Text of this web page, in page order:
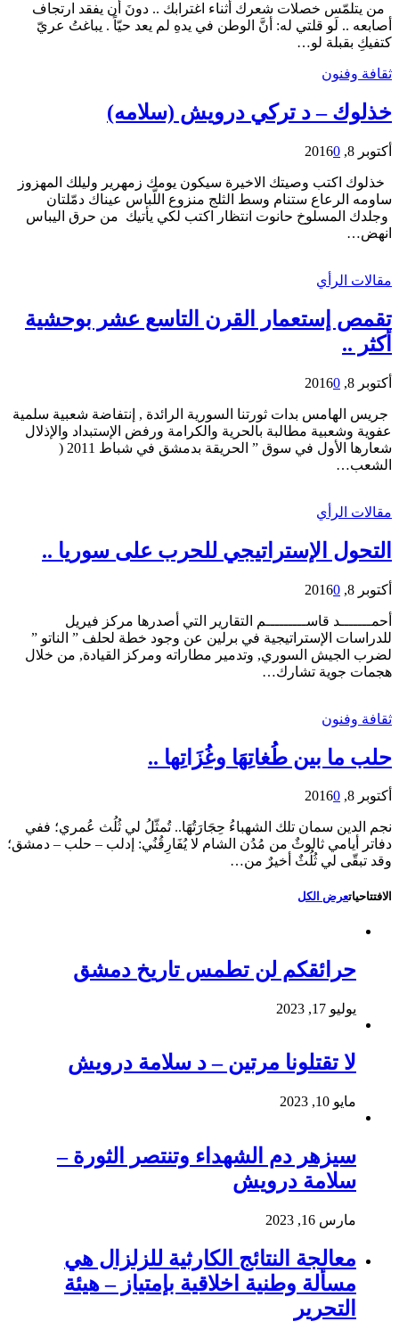
من يتلمّس خصلات شعرك أثناء اغترابك .. دونَ أن يفقد ارتجاف
أصابعه .. لَو قلتي له: أنَّ الوطن في يدهِ لم يعد حيّاً . يباغتُ عريّ
كتفيكِ بقبلة لو…
ثقافة وفنون
خذلوك – د تركي درويش (سلامه)
أكتوبر 8, 2016 0
خذلوك اكتب وصيتك الاخيرة سيكون يومك زمهرير وليلك المهزوز
ساومه الرعاع ستنام وسط الثلج منزوع اللّباس عيناك دمّلتان
وجلدك المسلوخ حانوت انتظار اكتب لكي يأتيك من حرق اليباس
انهض…
مقالات الرأي
تقمص إستعمار القرن التاسع عشر بوحشية
أكثر ..
أكتوبر 8, 2016 0
جريس الهامس بدات ثورتنا السورية الرائدة , إنتفاضة شعبية سلمية
عفوية وشعبية مطالبة بالحرية والكرامة ورفض الإستبداد والإذلال
شعارها الأول في سوق ” الحريقة بدمشق في شباط 2011 (
الشعب…
مقالات الرأي
التحول الإستراتيجي للحرب على سوريا ..
أكتوبر 8, 2016 0
أحمـــــــد قاســـــــــم التقارير التي أصدرها مركز فيريل
للدراسات الإستراتيجية في برلين عن وجود خطة لحلف ” الناتو ”
لضرب الجيش السوري, وتدمير مطاراته ومركز القيادة, من خلال
هجمات جوية تشارك…
ثقافة وفنون
حلب ما بين طُغاتِهَا وغُزَاتِها ..
أكتوبر 8, 2016 0
نجم الدين سمان تلك الشهباءُ حِجَارَتُهَا.. تُمثّلُ لي ثُلُث عُمري؛ ففي
دفاتر أيامي ثالوثٌ من مُدُن الشام لا يُفَارِقُنُي: إدلب – حلب – دمشق؛
وقد تبقّى لي ثُلُثٌ أخيرٌ من…
الافتتاحياتعرض الكل
حرائقكم لن تطمس تاريخ دمشق
يوليو 17, 2023
لا تقتلونا مرتين – د سلامة درويش
مايو 10, 2023
سيزهر دم الشهداء وتنتصر الثورة –
سلامة درويش
مارس 16, 2023
معالجة النتائج الكارثية للزلزال هي
مسألة وطنية اخلاقية بإمتياز – هيئة
التحرير